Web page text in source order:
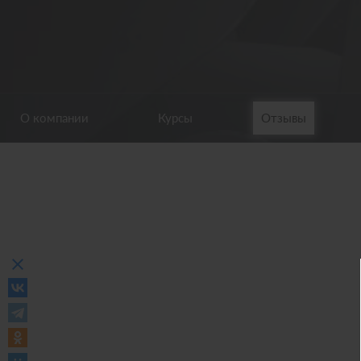
clear
О компании Курсы Отзывы